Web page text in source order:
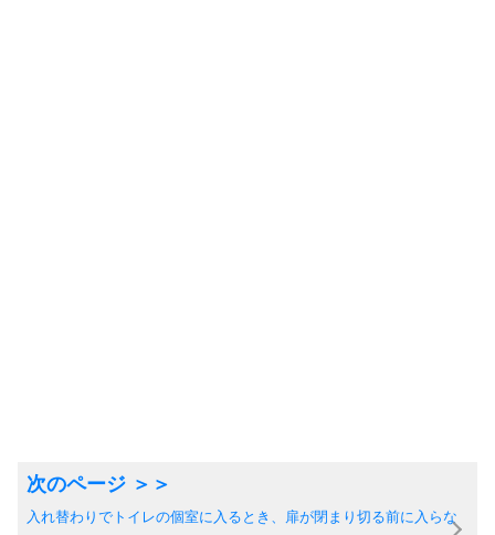
入れ替わりでトイレの個室に入るとき、扉が閉まり切る前に入らな